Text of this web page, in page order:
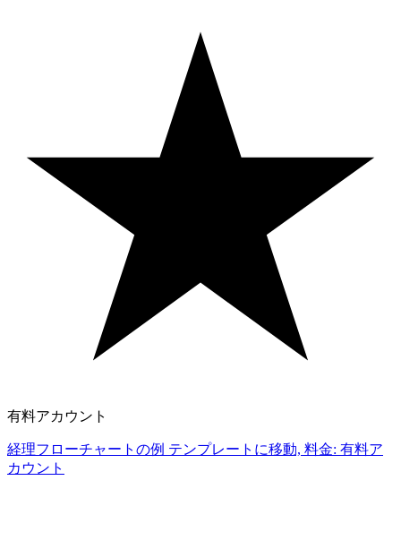
有料アカウント
経理フローチャートの例 テンプレートに移動, 料金: 有料ア
カウント